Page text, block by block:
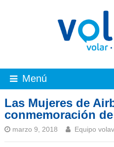
Menú
Las Mujeres de
conmemoración
marzo 9, 2018 Equipo